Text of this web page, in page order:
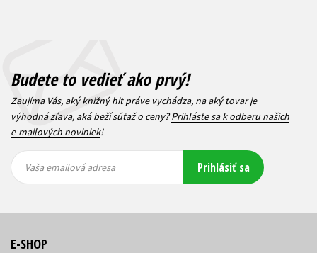
Budete to vedieť ako prvý!
Zaujíma Vás, aký knižný hit práve vychádza, na aký tovar je
výhodná zľava, aká beží súťaž o ceny?Prihláste sa k odberu našich
e-mailových noviniek!
emailová
emailová
Vaša emailová adresa Prihlásiť sa
E-SHOP